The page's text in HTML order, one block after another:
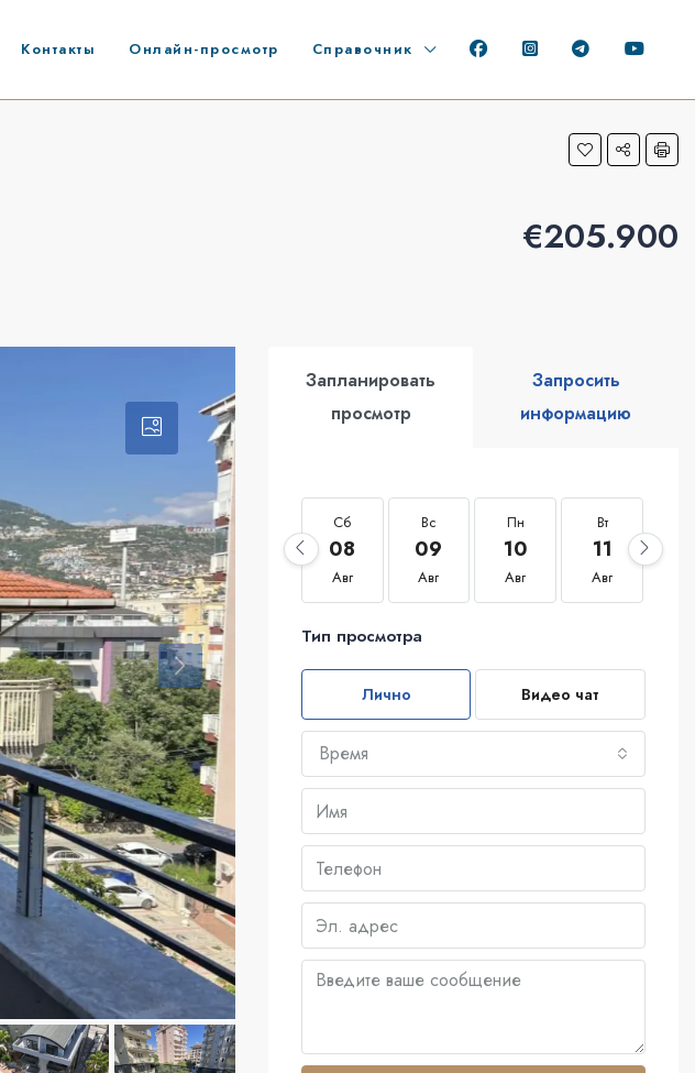
Контакты Онлайн-просмотр Справочник
€205.900
Запланировать
просмотр
Запросить
информацию
Сб
08
Авг
Вс
09
Авг
Пн
10
Авг
Вт
11
Авг
Тип просмотра
Лично Видео чат
Время